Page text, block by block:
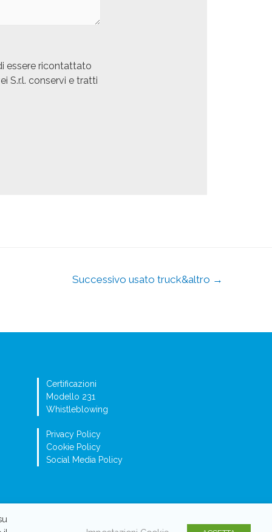
essere ricontattato
S.r.l. conservi e tratti
Successivo usato truck&altro →
Certificazioni
Modello 231
Whistleblowing
Privacy Policy
Cookie Policy
Social Media Policy